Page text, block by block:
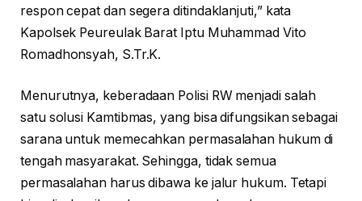
respon cepat dan segera ditindaklanjuti,” kata
Kapolsek Peureulak Barat Iptu Muhammad Vito
Romadhonsyah, S.Tr.K.
Menurutnya, keberadaan Polisi RW menjadi salah
satu solusi Kamtibmas, yang bisa difungsikan sebagai
sarana untuk memecahkan permasalahan hukum di
tengah masyarakat. Sehingga, tidak semua
permasalahan harus dibawa ke jalur hukum. Tetapi